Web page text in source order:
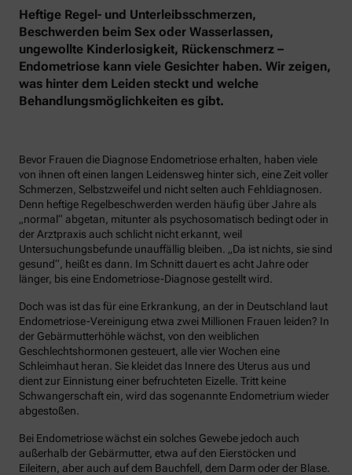
Heftige Regel- und Unterleibsschmerzen,
Beschwerden beim Sex oder Wasserlassen,
ungewollte Kinderlosigkeit, Rückenschmerz –
Endometriose kann viele Gesichter haben. Wir zeigen,
was hinter dem Leiden steckt und welche
Behandlungsmöglichkeiten es gibt.
Bevor Frauen die Diagnose Endometriose erhalten, haben viele
von ihnen oft einen langen Leidensweg hinter sich, eine Zeit voller
Schmerzen, Selbstzweifel und nicht selten auch Fehldiagnosen.
Denn heftige Regelbeschwerden werden häufig über Jahre als
„normal“ abgetan, mitunter als psychosomatisch bedingt oder in
der Arztpraxis auch schlicht nicht erkannt, weil
Untersuchungsbefunde unauffällig bleiben. „Da ist nichts, sie sind
gesund“, heißt es dann. Im Schnitt dauert es acht Jahre oder
länger, bis eine Endometriose-Diagnose gestellt wird.
Doch was ist das für eine Erkrankung, an der in Deutschland laut
Endometriose-Vereinigung etwa zwei Millionen Frauen leiden? In
der Gebärmutterhöhle wächst, von den weiblichen
Geschlechtshormonen gesteuert, alle vier Wochen eine
Schleimhaut heran. Sie kleidet das Innere des Uterus aus und
dient zur Einnistung einer befruchteten Eizelle. Tritt keine
Schwangerschaft ein, wird das sogenannte Endometrium wieder
abgestoßen.
Bei Endometriose wächst ein solches Gewebe jedoch auch
außerhalb der Gebärmutter, etwa auf den Eierstöcken und
Eileitern, aber auch auf dem Bauchfell, dem Darm oder der Blase.